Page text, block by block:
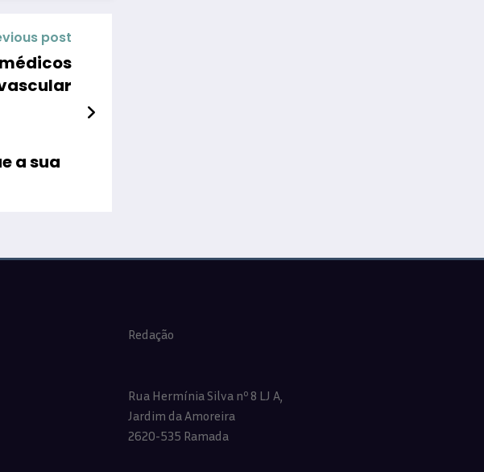
post
a sua
Redação
Rua Hermínia Silva nº 8 LJ A,
Jardim da Amoreira
2620-535 Ramada